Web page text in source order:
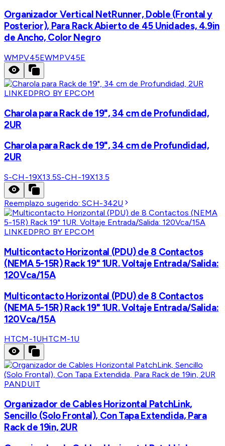
Organizador Vertical NetRunner, Doble (Frontal y
Posterior), Para Rack Abierto de 45 Unidades, 4.9in
de Ancho, Color Negro
WMPV45EWMPV45E
LINKEDPRO BY EPCOM
Charola para Rack de 19", 34 cm de Profundidad,
2UR
Charola para Rack de 19", 34 cm de Profundidad,
2UR
S-CH-19X13.5S-CH-19X13.5
Reemplazo sugerido:SCH-342U
LINKEDPRO BY EPCOM
Multicontacto Horizontal (PDU) de 8 Contactos
(NEMA 5-15R) Rack 19" 1UR. Voltaje Entrada/Salida:
120Vca/15A
Multicontacto Horizontal (PDU) de 8 Contactos
(NEMA 5-15R) Rack 19" 1UR. Voltaje Entrada/Salida:
120Vca/15A
HTCM-1UHTCM-1U
PANDUIT
Organizador de Cables Horizontal PatchLink,
Sencillo (Solo Frontal), Con Tapa Extendida, Para
Rack de 19in, 2UR